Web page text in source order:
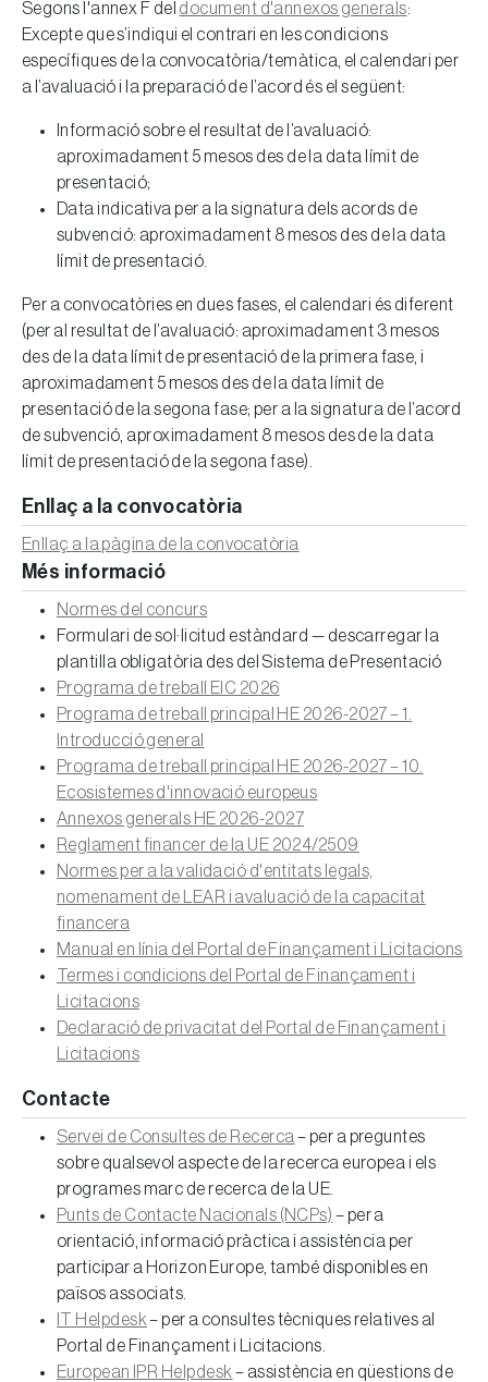
Segons l'annex F del document d'annexos generals:
Excepte que s’indiqui el contrari en les condicions
específiques de la convocatòria/temàtica, el calendari per
a l’avaluació i la preparació de l’acord és el següent:
Informació sobre el resultat de l’avaluació:
aproximadament 5 mesos des de la data límit de
presentació;
Data indicativa per a la signatura dels acords de
subvenció: aproximadament 8 mesos des de la data
límit de presentació.
Per a convocatòries en dues fases, el calendari és diferent
(per al resultat de l’avaluació: aproximadament 3 mesos
des de la data límit de presentació de la primera fase, i
aproximadament 5 mesos des de la data límit de
presentació de la segona fase; per a la signatura de l’acord
de subvenció, aproximadament 8 mesos des de la data
límit de presentació de la segona fase).
Enllaç a la convocatòria
Enllaç a la pàgina de la convocatòria
Més informació
Normes del concurs
Formulari de sol·licitud estàndard — descarregar la
plantilla obligatòria des del Sistema de Presentació
Programa de treball EIC 2026
Programa de treball principal HE 2026-2027 – 1.
Introducció general
Programa de treball principal HE 2026-2027 – 10.
Ecosistemes d'innovació europeus
Annexos generals HE 2026-2027
Reglament financer de la UE 2024/2509
Normes per a la validació d'entitats legals,
nomenament de LEAR i avaluació de la capacitat
financera
Manual en línia del Portal de Finançament i Licitacions
Termes i condicions del Portal de Finançament i
Licitacions
Declaració de privacitat del Portal de Finançament i
Licitacions
Contacte
Servei de Consultes de Recerca – per a preguntes
sobre qualsevol aspecte de la recerca europea i els
programes marc de recerca de la UE.
Punts de Contacte Nacionals (NCPs) – per a
orientació, informació pràctica i assistència per
participar a Horizon Europe, també disponibles en
països associats.
IT Helpdesk– per a consultes tècniques relatives al
Portal de Finançament i Licitacions.
European IPR Helpdesk – assistència en qüestions de